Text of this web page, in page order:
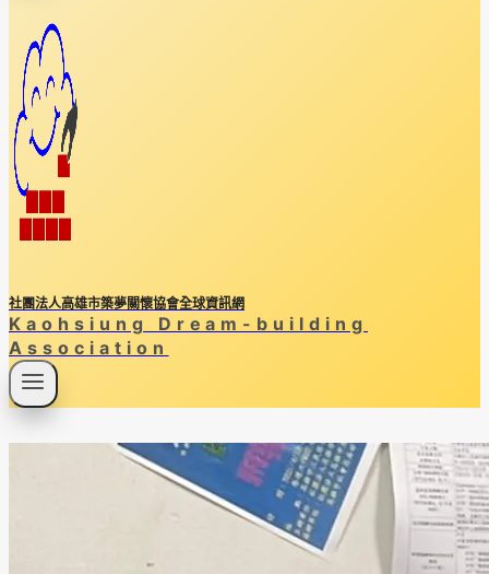
社團法人高雄市築夢關懷協會全球資訊網
Kaohsiung Dream-building
Association